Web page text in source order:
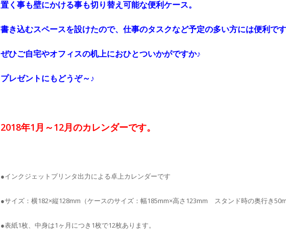
置く事も壁にかける事も切り替え可能な便利ケース。
書き込むスペースを設けたので、仕事のタスクなど予定の多い方には便利で
ぜひご自宅やオフィスの机上におひとついかがですか♪
プレゼントにもどうぞ～♪
2018年1月～12月のカレンダーです。
●インクジェットプリンタ出力による卓上カレンダーです
●サイズ：横182×縦128mm（ケースのサイズ：幅185mm×高さ123mm スタンド時の奥行き
●表紙1枚、中身は1ヶ月につき1枚で12枚あります。